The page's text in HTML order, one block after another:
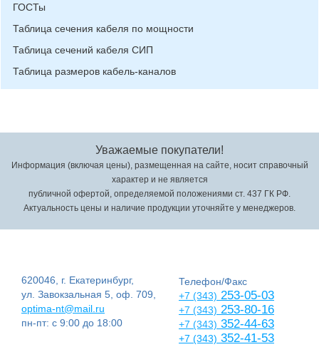
ГОСТы
Таблица сечения кабеля по мощности
Таблица сечений кабеля СИП
Таблица размеров кабель-каналов
Уважаемые покупатели!
Информация (включая цены), размещенная на сайте, носит справочный
характер и не является
публичной офертой, определяемой положениями ст. 437 ГК РФ.
Актуальность цены и наличие продукции уточняйте у менеджеров.
620046, г. Екатеринбург,
ул. Завокзальная 5, оф. 709,
optima-nt@mail.ru
пн-пт: с 9:00 до 18:00
Телефон/Факс
+7 (343) 253-05-03
+7 (343) 253-80-16
+7 (343) 352-44-63
+7 (343) 352-41-53